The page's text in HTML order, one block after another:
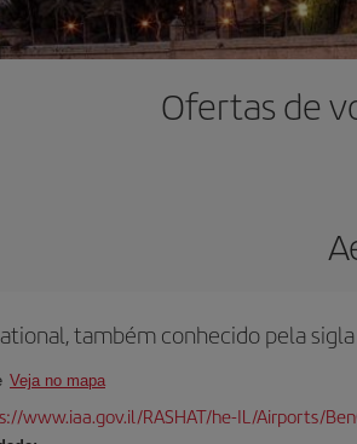
Ofertas de
também conhecido pela
Veja no mapa
www.iaa.gov.il/RASHAT/he-IL/Airports/